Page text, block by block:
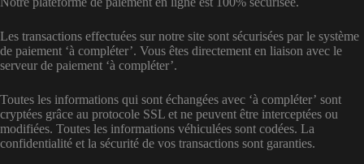
Les transactions effectuées sur notre site sont sécurisées par le système
de paiement ‘à compléter’. Vous êtes directement en liaison avec le
serveur de paiement ‘à compléter’.
Toutes les informations qui sont échangées avec ‘à compléter’ sont
cryptées grâce au protocole SSL et ne peuvent être interceptées ou
modifiées. Toutes les informations véhiculées sont codées. La
confidentialité et la sécurité de vos transactions sont garanties.